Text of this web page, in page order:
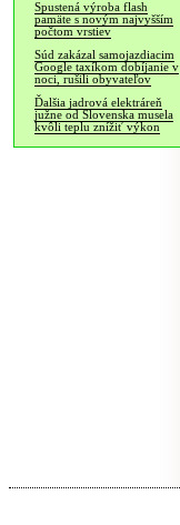
Spustená výroba flash
pamäte s novým najvyšším
počtom vrstiev
Súd zakázal samojazdiacim
Google taxíkom dobíjanie v
noci, rušili obyvateľov
Ďalšia jadrová elektráreň
južne od Slovenska musela
kvôli teplu znížiť výkon